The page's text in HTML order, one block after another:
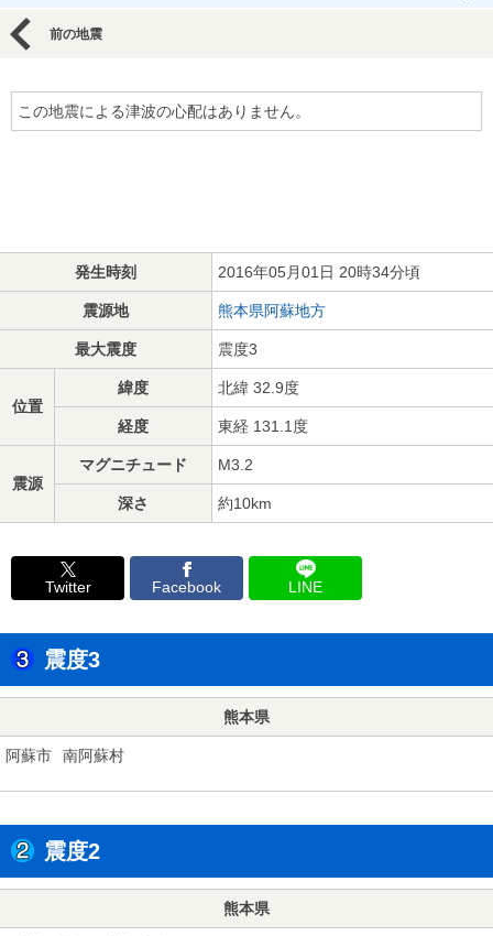
前の地震
この地震による津波の心配はありません。
発生時刻 2016年05月01日 20時34分頃
震源地 熊本県阿蘇地方
最大震度 震度3
位置
緯度 北緯 32.9度
経度 東経 131.1度
震源
マグニチュード M3.2
深さ 約10km
Twitter Facebook LINE
震度3
熊本県
阿蘇市 南阿蘇村
震度2
熊本県